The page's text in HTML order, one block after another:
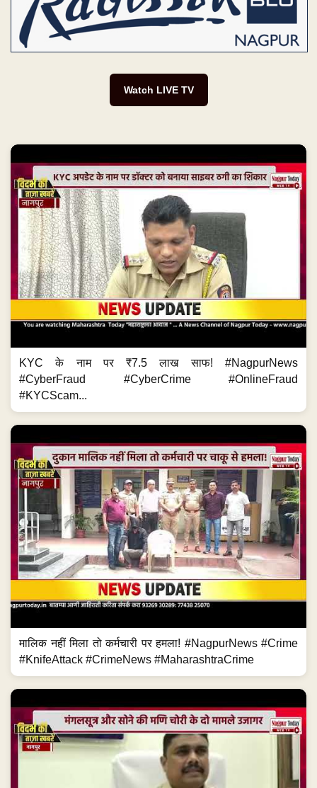
Watch LIVE TV
KYC के नाम पर ₹7.5 लाख साफ! #NagpurNews
#CyberFraud #CyberCrime #OnlineFraud
#KYCScam...
मालिक नहीं मिला तो कर्मचारी पर हमला! #NagpurNews #Crime
#KnifeAttack #CrimeNews #MaharashtraCrime